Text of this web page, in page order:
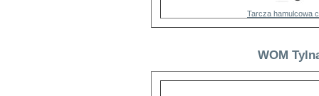
Tarcza hamulcowa
WOM